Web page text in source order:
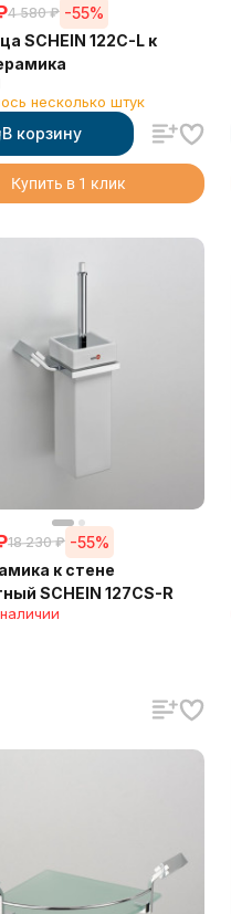
4 580 ₽ -55%
SCHEIN 122C-L к
несколько штук
В корзину
Купить в 1 клик
18 230 ₽ -55%
к стене
SCHEIN 127CS-R